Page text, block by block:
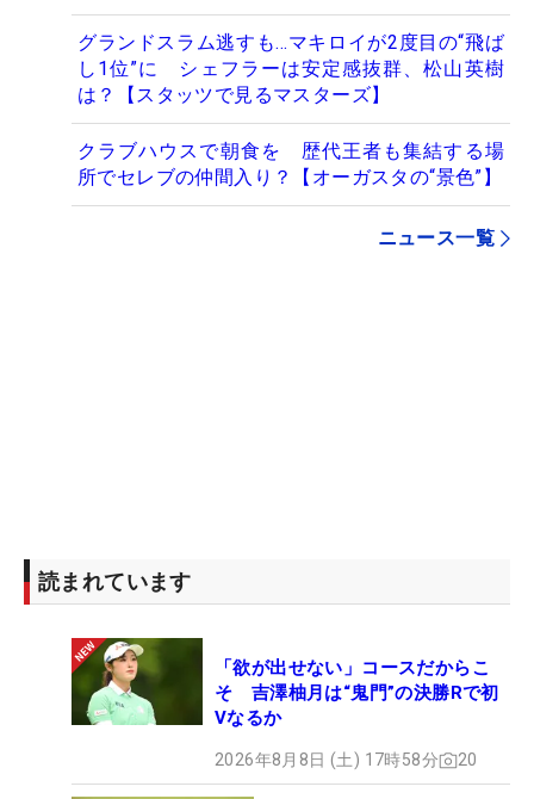
グランドスラム逃すも…マキロイが2度目の“飛ば
し1位”に シェフラーは安定感抜群、松山英樹
は？【スタッツで見るマスターズ】
クラブハウスで朝食を 歴代王者も集結する場
所でセレブの仲間入り？【オーガスタの“景色”】
ニュース一覧
読まれています
「欲が出せない」コースだからこ
そ 吉澤柚月は“鬼門”の決勝Rで初
Vなるか
2026年8月8日 (土) 17時58分 20